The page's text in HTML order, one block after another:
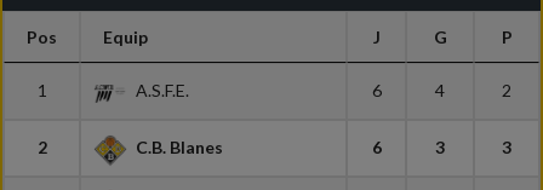
Pos Equip J G P
1 A.S.F.E. 6 4 2
2 C.B. Blanes 6 3 3